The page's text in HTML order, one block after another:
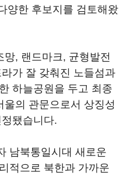
양한 후보지를 검토해왔
, 랜드마크, 균형발전
가 잘 갖춰진 노들섬과
하늘공원을 두고 최종
의 관문으로서 상징성
됐습니다.
남북통일시대 새로운
적으로 북한과 가까운